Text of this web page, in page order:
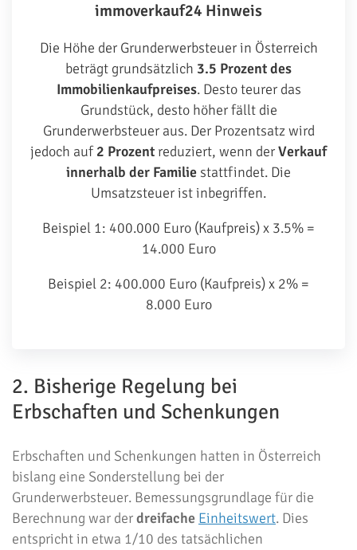
immoverkauf24 Hinweis
Die Höhe der Grunderwerbsteuer in Österreich
beträgt grundsätzlich 3.5 Prozent des
Immobilienkaufpreises. Desto teurer das
Grundstück, desto höher fällt die
Grunderwerbsteuer aus. Der Prozentsatz wird
jedoch auf2 Prozent reduziert, wenn derVerkauf
innerhalb der Familie stattfindet. Die
Umsatzsteuer ist inbegriffen.
Beispiel 1: 400.000 Euro (Kaufpreis) x 3.5% =
14.000 Euro
Beispiel 2: 400.000 Euro (Kaufpreis) x 2% =
8.000 Euro
2. Bisherige Regelung bei
Erbschaften und Schenkungen
Erbschaften und Schenkungen hatten in Österreich
bislang eine Sonderstellung bei der
Grunderwerbsteuer. Bemessungsgrundlage für die
Berechnung war derdreifache Einheitswert. Dies
entspricht in etwa 1/10 des tatsächlichen